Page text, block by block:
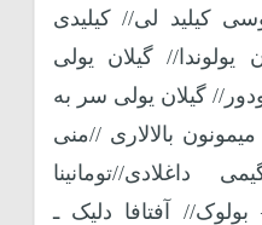
کیلید لی// کیلیدی
یولوندا// گیلان یولی
گیلان یولی سر به
بالالاری //منی
داغلادی//تومانینا
آفتافا دلیک ـ